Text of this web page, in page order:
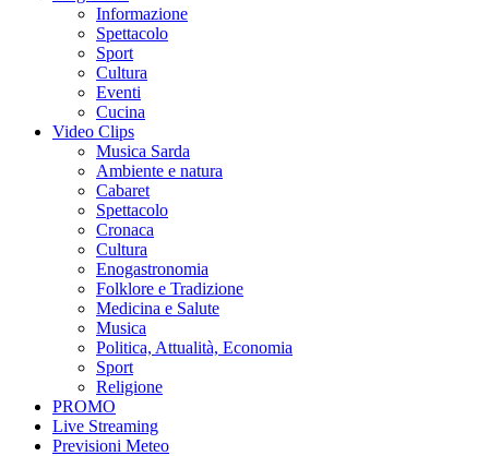
Informazione
Spettacolo
Sport
Cultura
Eventi
Cucina
Video Clips
Musica Sarda
Ambiente e natura
Cabaret
Spettacolo
Cronaca
Cultura
Enogastronomia
Folklore e Tradizione
Medicina e Salute
Musica
Politica, Attualità, Economia
Sport
Religione
PROMO
Live Streaming
Previsioni Meteo